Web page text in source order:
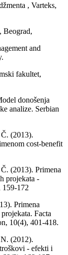
, Varteks,
Beograd,
and
fakultet,
donošenja
analize. Serbian
(2013).
cost-benefit
(2013). Primena
projekata -
159-172
Primena
Facta
10(4), 401-418.
(2012).
- efekti i